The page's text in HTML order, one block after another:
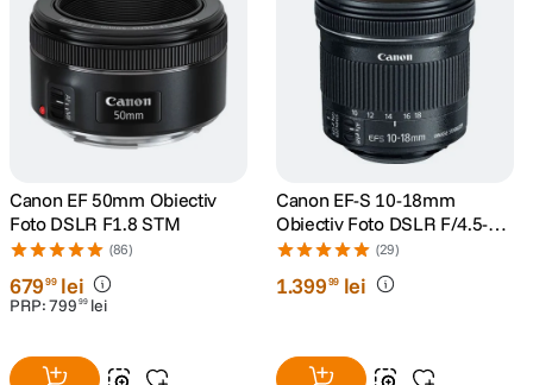
5. lavaliera
6. canon sx740 hs
8. sony fx
9. dji mic mini
Canon EF 50mm Obiectiv
Foto DSLR F1.8 STM
(86)
67999 lei
PRP:799 99 lei
Canon EF-S 10-18mm
Obiectiv Foto DSLR F/4.5-5.6
IS STM
(29)
1.39999 lei